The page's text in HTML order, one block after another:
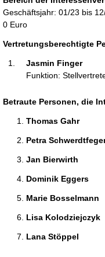
t
Geschäftsjahr: 01/23 bis
0 Euro
Vertretungsberechtigte
Jasmin Finger
Funktion:
Betraute Personen, die
Thomas Gahr
Petra
Jan Bierwirth
Dominik Eggers
Marie Bosselmann
Lisa Kolodziejczyk
Lana Stöppel